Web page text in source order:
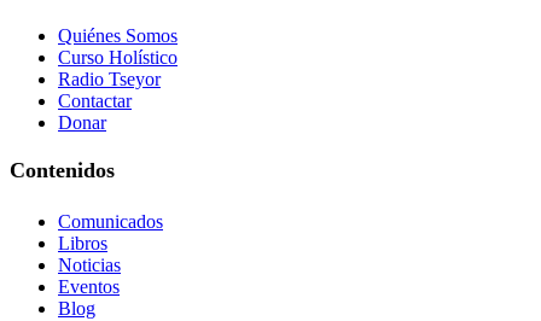
Quiénes Somos
Curso Holístico
Radio Tseyor
Contactar
Donar
Contenidos
Comunicados
Libros
Noticias
Eventos
Blog